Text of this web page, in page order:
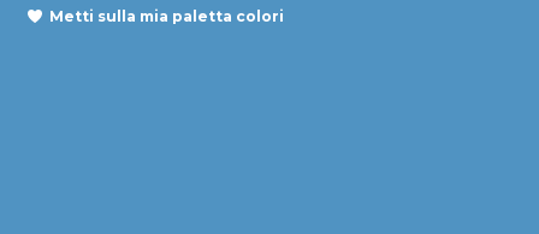
Metti sulla mia paletta colori